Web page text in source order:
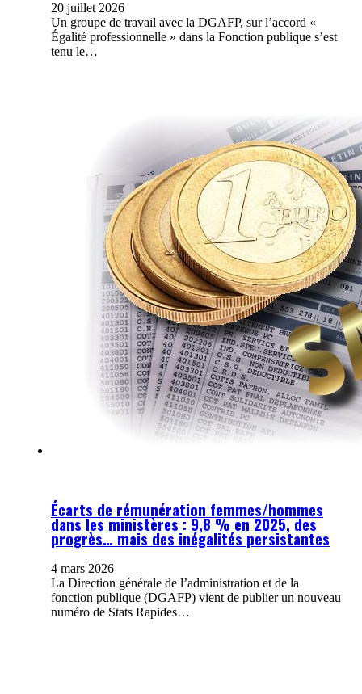
20 juillet 2026
Un groupe de travail avec la DGAFP, sur l’accord «
Égalité professionnelle » dans la Fonction publique s’est
tenu le…
Écarts de rémunération femmes/hommes
dans les ministères : 9,8 % en 2025, des
progrès… mais des inégalités persistantes
4 mars 2026
La Direction générale de l’administration et de la
fonction publique (DGAFP) vient de publier un nouveau
numéro de Stats Rapides…